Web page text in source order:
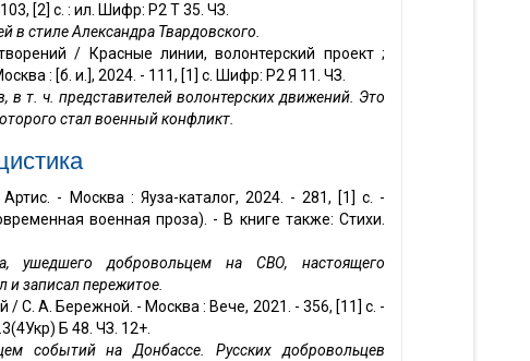
[2] с. : ил. Шифр: Р2 Т 35. ЧЗ.
стиле Александра Твардовского.
/ Красные линии, волонтерский проект ;
: [б. и.], 2024. - 111, [1] с. Шифр: Р2 Я 11. ЧЗ.
т. ч. представителей волонтерских движений. Это
стал военный конфликт.
- Москва : Яуза-каталог, 2024. - 281, [1] с. -
военная проза). - В книге также: Стихи.
ушедшего добровольцем на СВО, настоящего
и записал пережитое.
С. А. Бережной. - Москва : Вече, 2021. - 356, [11] с. -
Б 48. ЧЗ. 12+.
событий на Донбассе. Русских добровольцев